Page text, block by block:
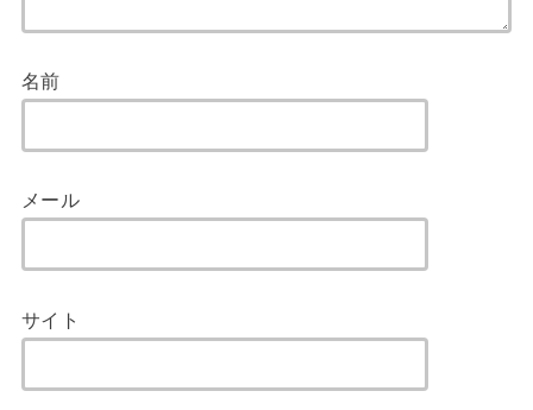
名前
メール
サイト